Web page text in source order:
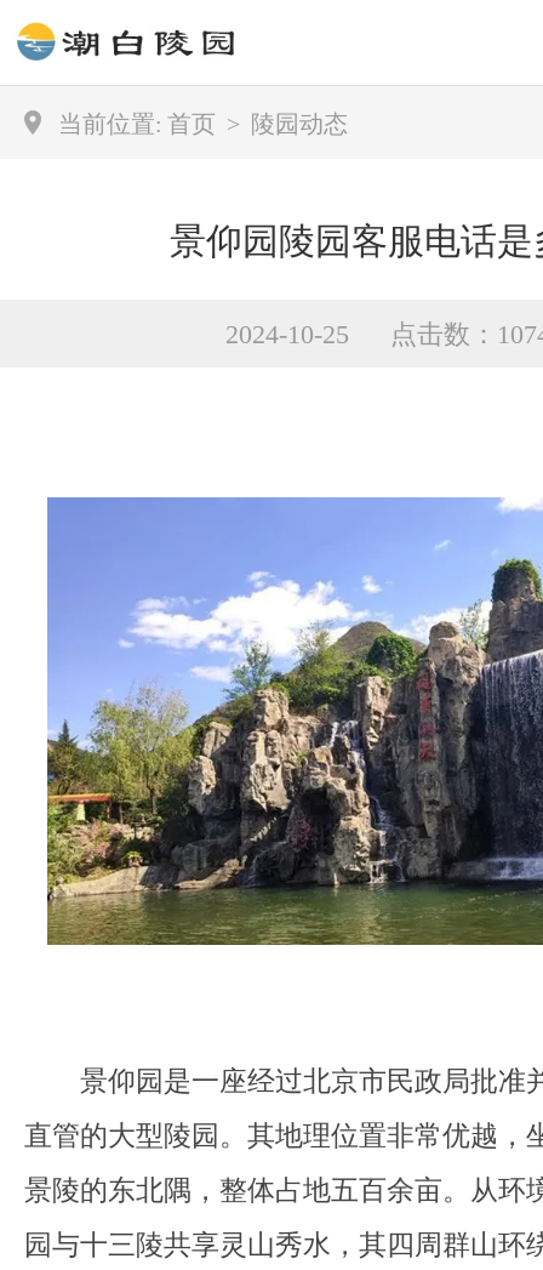
当前位置: 首页 > 陵园动态
景仰园陵园客服电话是
2024-10-25 点击数：
景仰园是一座经过北京市民政局批准
直管的大型陵园。其地理位置非常优越，
景陵的东北隅，整体占地五百余亩。从环
园与十三陵共享灵山秀水，其四周群山环